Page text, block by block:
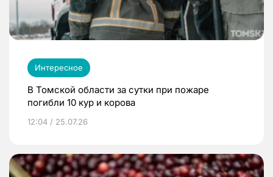
Интересное
В Томской области за сутки при пожаре
погибли 10 кур и корова
12:04 / 25.07.26